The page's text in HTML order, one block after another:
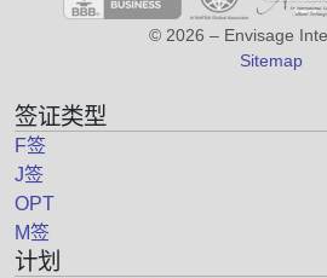
© 2026 – Envisage
Sitemap
签证类型
F签
J签
OPT
M签
计划